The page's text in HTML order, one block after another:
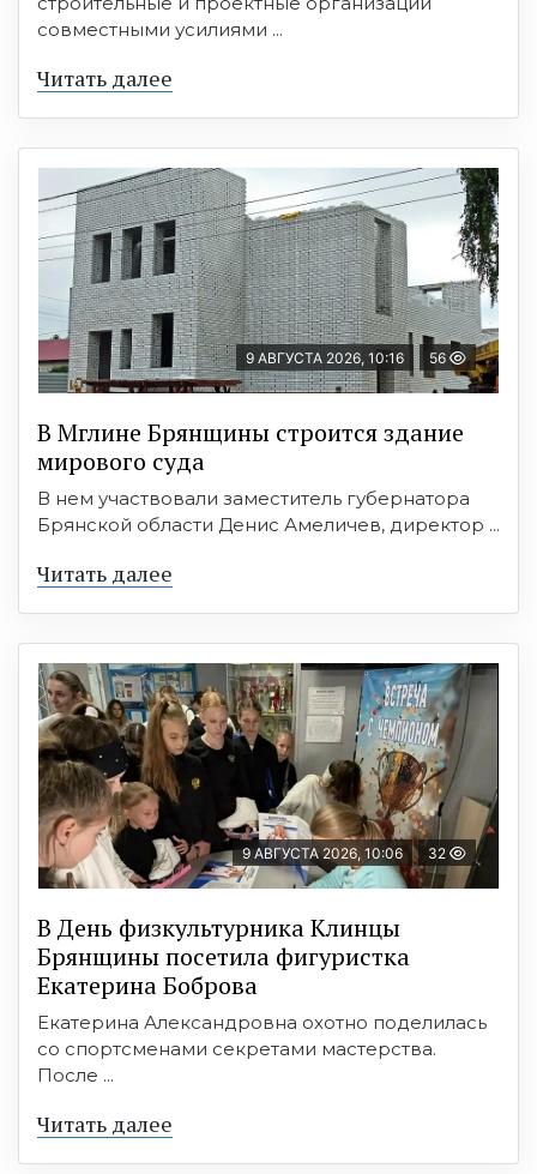
совместными усилиями ...
Читать далее
9 АВГУСТА 2026, 10:16 56
В Мглине Брянщины строится здание
мирового суда
В нем участвовали заместитель губернатора
Брянской области Денис Амеличев, директор ...
Читать далее
9 АВГУСТА 2026, 10:06 32
В День физкультурника Клинцы
Брянщины посетила фигуристка
Екатерина Боброва
Екатерина Александровна охотно поделилась
со спортсменами секретами мастерства.
После ...
Читать далее